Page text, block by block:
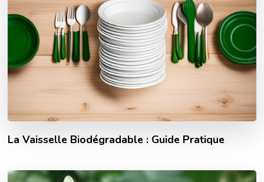
La Vaisselle Biodégradable : Guide Pratique